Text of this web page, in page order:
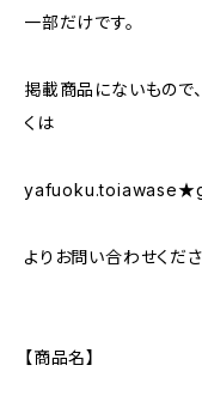
一部だけです。
掲載商品にないもので
くは
よりお問い合わせくださ
【商品名】